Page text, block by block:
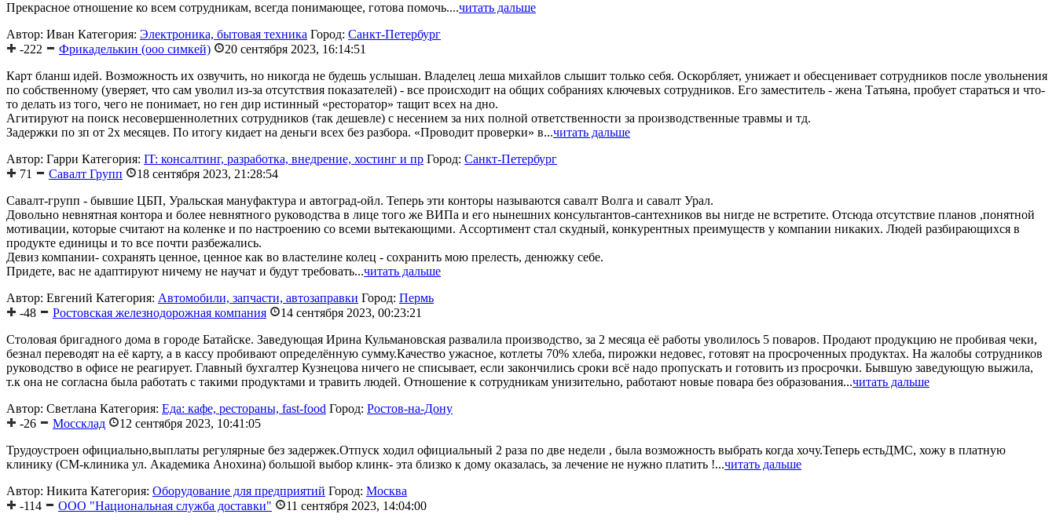
Прекрасное отношение ко всем сотрудникам, всегда понимающее, готова помочь....читать дальше
Автор: Иван Категория: Электроника, бытовая техника Город: Санкт-Петербург
-222
Фрикаделькин (ооо симкей)
20 сентября 2023, 16:14:51
Карт бланш идей. Возможность их озвучить, но никогда не будешь услышан. Владелец леша михайлов слышит только себя. Оскорбляет, унижает и обесценивает сотрудников после увольнения
по собственному (уверяет, что сам уволил из-за отсутствия показателей) - все происходит на общих собраниях ключевых сотрудников. Его заместитель - жена Татьяна, пробует стараться и что-
то делать из того, чего не понимает, но ген дир истинный «ресторатор» тащит всех на дно.
Агитируют на поиск несовершеннолетних сотрудников (так дешевле) с несением за них полной ответственности за производственные травмы и тд.
Задержки по зп от 2х месяцев. По итогу кидает на деньги всех без разбора. «Проводит проверки» в...читать дальше
Автор: Гарри Категория: IT: консалтинг, разработка, внедрение, хостинг и пр Город: Санкт-Петербург
71
Савалт Групп
18 сентября 2023, 21:28:54
Савалт-групп - бывшие ЦБП, Уральская мануфактура и автоград-ойл. Теперь эти конторы называются савалт Волга и савалт Урал.
Довольно невнятная контора и более невнятного руководства в лице того же ВИПа и его нынешних консультантов-сантехников вы нигде не встретите. Отсюда отсутствие планов ,понятной
мотивации, которые считают на коленке и по настроению со всеми вытекающими. Ассортимент стал скудный, конкурентных преимуществ у компании никаких. Людей разбирающихся в
продукте единицы и то все почти разбежались.
Девиз компании- сохранять ценное, ценное как во властелине колец - сохранить мою прелесть, денюжку себе.
Придете, вас не адаптируют ничему не научат и будут требовать...читать дальше
Автор: Евгений Категория: Автомобили, запчасти, автозаправки Город: Пермь
-48
Ростовская железнодорожная компания
14 сентября 2023, 00:23:21
Столовая бригадного дома в городе Батайске. Заведующая Ирина Кульмановская развалила производство, за 2 месяца её работы уволилось 5 поваров. Продают продукцию не пробивая чеки,
безнал переводят на её карту, а в кассу пробивают определённую сумму.Качество ужасное, котлеты 70% хлеба, пирожки недовес, готовят на просроченных продуктах. На жалобы сотрудников
руководство в офисе не реагирует. Главный бухгалтер Кузнецова ничего не списывает, если закончились сроки всё надо пропускать и готовить из просрочки. Бывшую заведующую выжила,
т.к она не согласна была работать с такими продуктами и травить людей. Отношение к сотрудникам унизительно, работают новые повара без образования...читать дальше
Автор: Светлана Категория: Еда: кафе, рестораны, fast-food Город: Ростов-на-Дону
-26
Моссклад
12 сентября 2023, 10:41:05
Трудоустроен официально,выплаты регулярные без задержек.Отпуск ходил официальный 2 раза по две недели , была возможность выбрать когда хочу.Теперь естьДМС, хожу в платную
клинику (СМ-клиника ул. Академика Анохина) большой выбор клинк- эта близко к дому оказалась, за лечение не нужно платить !...читать дальше
Автор: Никита Категория: Оборудование для предприятий Город: Москва
-114
ООО "Национальная служба доставки"
11 сентября 2023, 14:04:00